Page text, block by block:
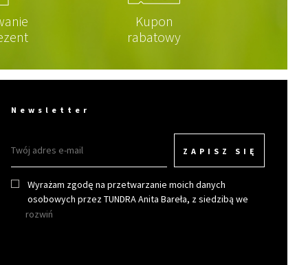
Kupon
rabatowy
Newsletter
ZAPISZ SIĘ
Wyrażam zgodę na przetwarzanie moich danych
osobowych przez TUNDRA Anita Bareła, z siedzibą we
Wrocławiu w celu otrzymywania newslettera.
rozwiń